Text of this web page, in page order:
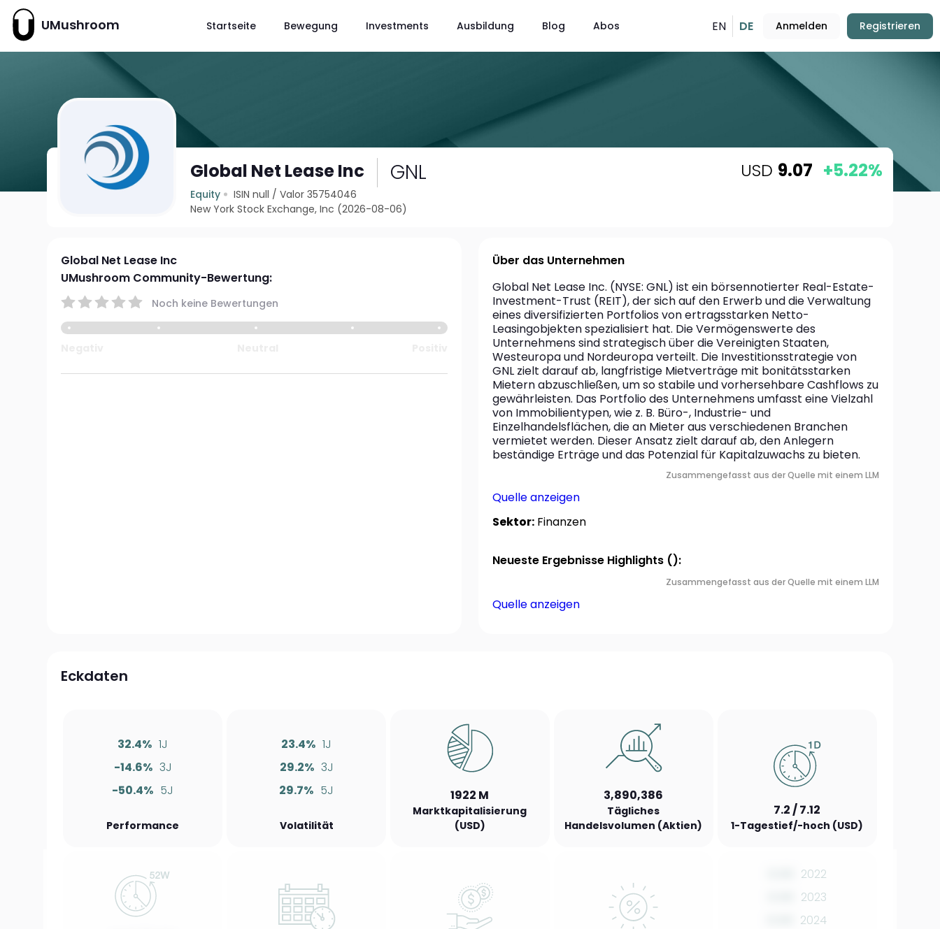
UMushroom Startseite Bewegung Investments Ausbildung Blog Abos EN DE Anmelden Registrieren
Global Net Lease Inc GNL
Equity ISIN null /Valor 35754046
New York Stock Exchange, Inc (2026-08-06)
USD 9.07 +5.22%
Global Net Lease Inc
UMushroom Community-Bewertung:
Noch keine Bewertungen
Über das Unternehmen
Global Net Lease Inc. (NYSE: GNL) ist ein börsennotierter Real-Estate-
Investment-Trust (REIT), der sich auf den Erwerb und die Verwaltung
eines diversifizierten Portfolios von ertragsstarken Netto-
Leasingobjekten spezialisiert hat. Die Vermögenswerte des
Unternehmens sind strategisch über die Vereinigten Staaten,
Westeuropa und Nordeuropa verteilt. Die Investitionsstrategie von
GNL zielt darauf ab, langfristige Mietverträge mit bonitätsstarken
Mietern abzuschließen, um so stabile und vorhersehbare Cashflows zu
gewährleisten. Das Portfolio des Unternehmens umfasst eine Vielzahl
von Immobilientypen, wie z. B. Büro-, Industrie- und
Einzelhandelsflächen, die an Mieter aus verschiedenen Branchen
vermietet werden. Dieser Ansatz zielt darauf ab, den Anlegern
beständige Erträge und das Potenzial für Kapitalzuwachs zu bieten.
Zusammengefasst aus der Quelle mit einem LLM
Quelle anzeigen
Sektor: Finanzen
Neueste Ergebnisse Highlights ():
Zusammengefasst aus der Quelle mit einem LLM
Quelle anzeigen
Eckdaten
32.4% 1J
-14.6% 3J
-50.4% 5J
Performance
23.4% 1J
29.2% 3J
29.7% 5J
Volatilität
1922 M
Marktkapitalisierung
(USD)
3,890,386
Tägliches
Handelsvolumen (Aktien)
7.2 / 7.12
1-Tagestief/-hoch (USD)
2022
2023
2024